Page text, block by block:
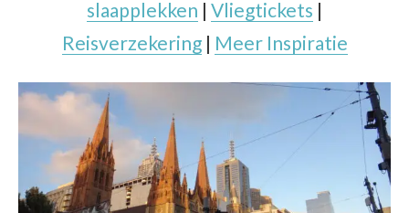
slaapplekken | Vliegtickets |
Reisverzekering| Meer Inspiratie